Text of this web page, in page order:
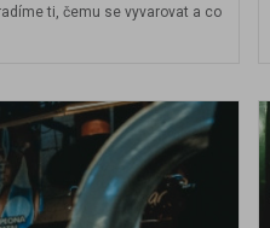
ti, čemu se vyvarovat a co